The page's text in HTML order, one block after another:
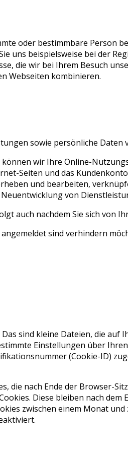
oder bestimmbare Person
uns beispielsweise bei der
die wir bei Ihrem Besuch
Webseiten kombinieren.
sowie persönliche
wir Ihre Online-
Seiten und das
und bearbeiten,
von
auch nachdem Sie sich von
sind verhindern
sind kleine Dateien, die
Einstellungen über
(Cookie-ID)
die nach Ende der Browser-
Diese bleiben nach
zwischen einem Monat